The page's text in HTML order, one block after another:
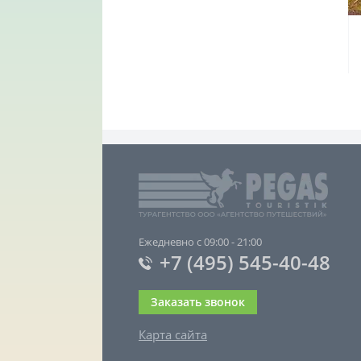
Ежедневно с 09:00 - 21:00
+7 (495) 545-40-48
Заказать звонок
Карта сайта